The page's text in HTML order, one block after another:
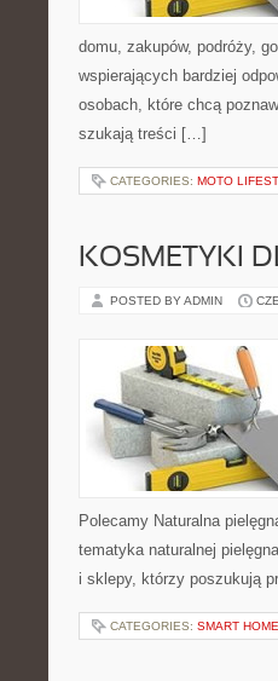
domu, zakupów, podróży,
wspierających bardziej
osobach, które chcą
szukają treści […]
CATEGORIES: MOTO
KOSMETYKI
POSTED BY ADMIN
Polecamy Naturalna
tematyka naturalnej
i sklepy, którzy poszukują
CATEGORIES: SMART